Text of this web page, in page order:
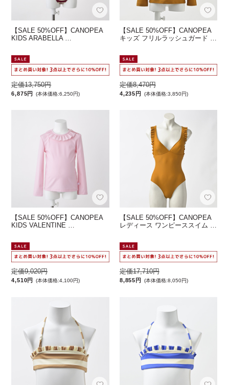
【SALE 50%OFF】CANOPEA
KIDS ARABELLA …
定価13,750円
6,875円 (本体価格:6,250円)
【SALE 50%OFF】CANOPEA
キッズ フリルラッシュガード …
定価8,470円
4,235円 (本体価格:3,850円)
【SALE 50%OFF】CANOPEA
KIDS VALENTINE …
定価9,020円
4,510円 (本体価格:4,100円)
【SALE 50%OFF】CANOPEA
レディース ワンピーススイム …
定価17,710円
8,855円 (本体価格:8,050円)